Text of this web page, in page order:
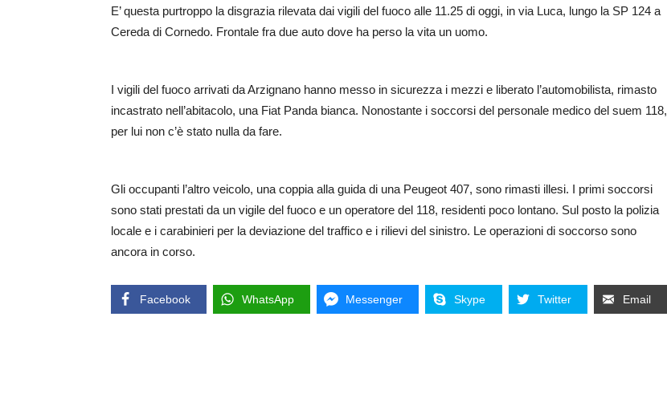
E’ questa purtroppo la disgrazia rilevata dai vigili del fuoco alle 11.25 di oggi, in via Luca, lungo la SP 124 a
Cereda di Cornedo. Frontale fra due auto dove ha perso la vita un uomo.
I vigili del fuoco arrivati da Arzignano hanno messo in sicurezza i mezzi e liberato l’automobilista, rimasto
incastrato nell’abitacolo, una Fiat Panda bianca. Nonostante i soccorsi del personale medico del suem 118,
per lui non c’è stato nulla da fare.
Gli occupanti l’altro veicolo, una coppia alla guida di una Peugeot 407, sono rimasti illesi. I primi soccorsi
sono stati prestati da un vigile del fuoco e un operatore del 118, residenti poco lontano. Sul posto la polizia
locale e i carabinieri per la deviazione del traffico e i rilievi del sinistro. Le operazioni di soccorso sono
ancora in corso.
Facebook WhatsApp Messenger Skype Twitter Email